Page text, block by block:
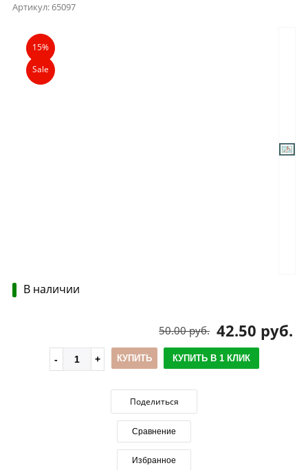
Артикул:65097
Описание
15%
Sale
В наличии
42.50 руб.
50.00 руб.
КУПИТЬ КУПИТЬ В 1 КЛИК
Поделиться
Сравнение
Избранное